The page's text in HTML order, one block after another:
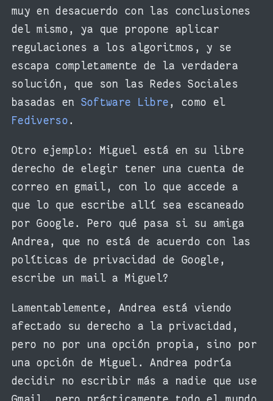
muy en desacuerdo con las conclusiones
del mismo, ya que propone aplicar
regulaciones a los algoritmos, y se
escapa completamente de la verdadera
solución, que son las Redes Sociales
basadas en Software Libre , como el
Fediverso .
Otro ejemplo: Miguel está en su libre
derecho de elegir tener una cuenta de
correo en gmail, con lo que accede a
que lo que escribe allí sea escaneado
por Google. Pero qué pasa si su amiga
Andrea, que no está de acuerdo con las
políticas de privacidad de Google,
escribe un mail a Miguel?
Lamentablemente, Andrea está viendo
afectado su derecho a la privacidad,
pero no por una opción propia, sino por
una opción de Miguel. Andrea podría
decidir no escribir más a nadie que use